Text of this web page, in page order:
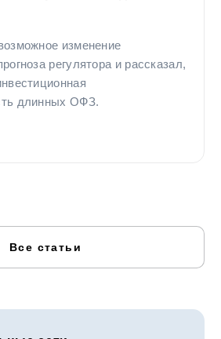
изменение
регулятора и рассказал,
длинных ОФЗ.
Все статьи